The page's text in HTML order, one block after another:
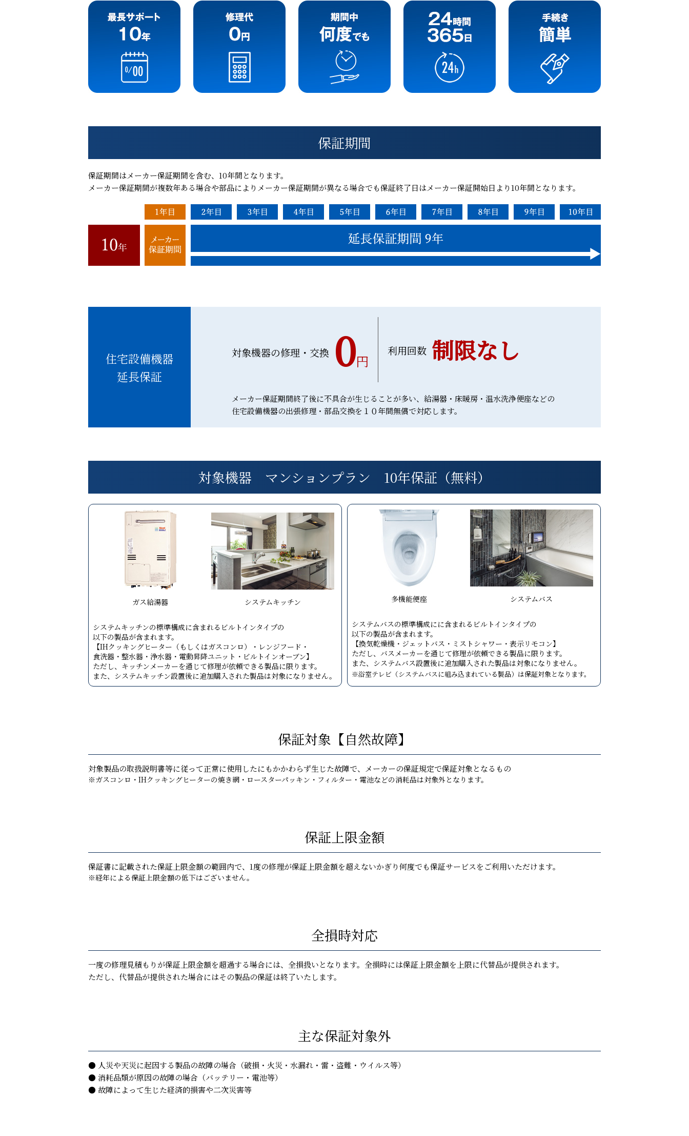
保証期間
保証期間はメーカー保証期間を含む、10年間となります。
メーカー保証期間が複数年ある場合や部品によりメーカー保証期間が異なる場合でも保証終了日はメーカー保証開始日より10年間となります。
住宅設備機器
延長保証
対象機器の修理・交換 0円
利用回数 制限なし
メーカー保証期間終了後に不具合が生じることが多い、給湯器・床暖房・温水洗浄便座などの
住宅設備機器の出張修理・部品交換を１０年間無償で対応します。
対象機器 マンションプラン 10年保証（無料）
ガス給湯器 システムキッチン
システムキッチンの標準構成に含まれるビルトインタイプの
以下の製品が含まれます。
【IHクッキングヒーター（もしくはガスコンロ）・レンジフード・
食洗器・整水器・浄水器・電動昇降ユニット・ビルトインオーブン】
ただし、キッチンメーカーを通じて修理が依頼できる製品に限ります。
また、システムキッチン設置後に追加購入された製品は対象になりません。
多機能便座 システムバス
システムバスの標準構成にに含まれるビルトインタイプの
以下の製品が含まれます。
【換気乾燥機・ジェットバス・ミストシャワー・表示リモコン】
ただし、バスメーカーを通じて修理が依頼できる製品に限ります。
また、システムバス設置後に追加購入された製品は対象になりません。
※浴室テレビ（システムバスに組み込まれている製品）は保証対象となります。
保証対象【自然故障】
対象製品の取扱説明書等に従って正常に使用したにもかかわらず生じた故障で、メーカーの保証規定で保証対象となるもの
※ガスコンロ・IHクッキングヒーターの焼き網・ロースターパッキン・フィルター・電池などの消耗品は対象外となります。
保証上限金額
保証書に記載された保証上限金額の範囲内で、1度の修理が保証上限金額を超えないかぎり何度でも保証サービスをご利用いただけます。
※経年による保証上限金額の低下はございません。
全損時対応
一度の修理見積もりが保証上限金額を超過する場合には、全損扱いとなります。全損時には保証上限金額を上限に代替品が提供されます。
ただし、代替品が提供された場合にはその製品の保証は終了いたします。
主な保証対象外
● 人災や天災に起因する製品の故障の場合（破損・火災・水漏れ・雷・盗難・ウイルス等）
● 消耗品類が原因の故障の場合（バッテリー・電池等）
● 故障によって生じた経済的損害や二次災害等